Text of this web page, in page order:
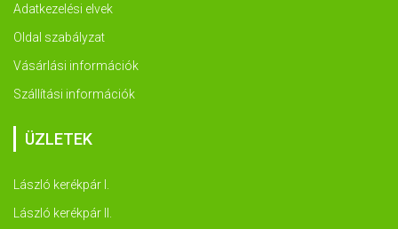
Adatkezelési elvek
Oldal szabályzat
Vásárlási információk
Szállítási információk
ÜZLETEK
László kerékpár I.
László kerékpár II.